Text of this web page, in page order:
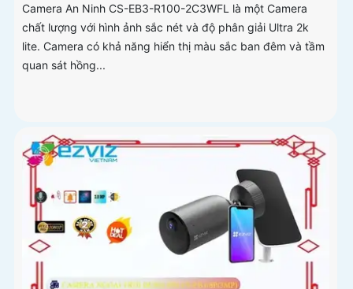
Camera An Ninh CS-EB3-R100-2C3WFL là một Camera
chất lượng với hình ảnh sắc nét và độ phân giải Ultra 2k
lite. Camera có khả năng hiển thị màu sắc ban đêm và tầm
quan sát hồng...